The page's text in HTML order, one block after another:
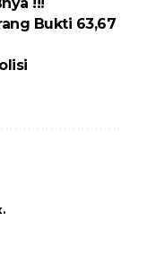
Bukti 63,67